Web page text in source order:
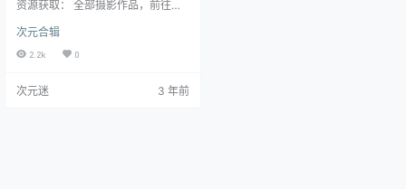
资源获取： 全部摄影作品，前往获
小圆面包，动漫博主，粉丝15.7万。
微博：巧克力小圆面包 资源目录 N
-2.36GB] 巧克力小圆面包最新更新
次元合辑
2.2k 0
次元迷 3 年前